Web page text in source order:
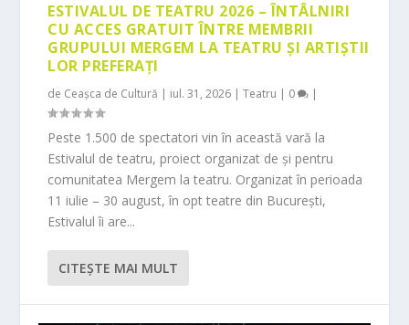
ESTIVALUL DE TEATRU 2026 – ÎNTÂLNIRI
CU ACCES GRATUIT ÎNTRE MEMBRII
GRUPULUI MERGEM LA TEATRU ȘI ARTIȘTII
LOR PREFERAȚI
de Ceașca de Cultură | iul. 31, 2026 |Teatru | 0 |
Peste 1.500 de spectatori vin în această vară la
Estivalul de teatru, proiect organizat de și pentru
comunitatea Mergem la teatru. Organizat în perioada
11 iulie – 30 august, în opt teatre din București,
Estivalul îi are...
CITEŞTE MAI MULT